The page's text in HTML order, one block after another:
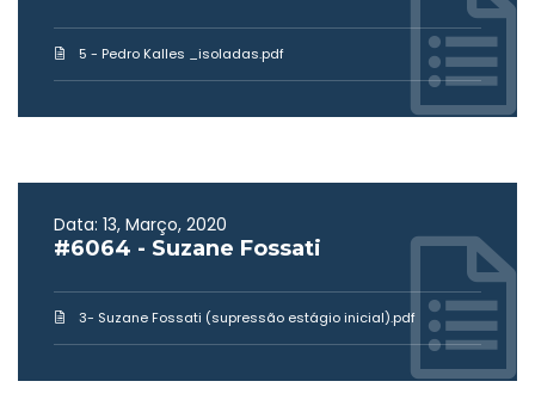
5 - Pedro Kalles _isoladas.pdf
Data: 13, Março, 2020
#6064 - Suzane Fossati
3- Suzane Fossati (supressão estágio inicial).pdf